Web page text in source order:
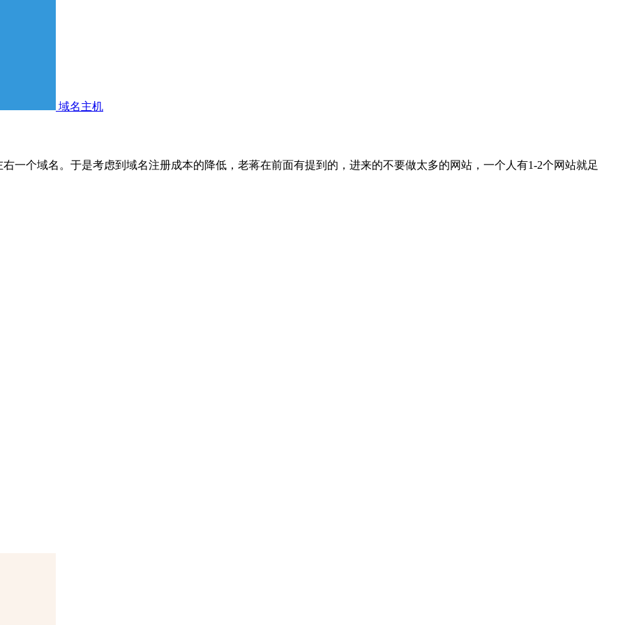
域名主机
一个域名。于是考虑到域名注册成本的降低，老蒋在前面有提到的，进来的不要做太多的网站，一个人有1-2个网站就足